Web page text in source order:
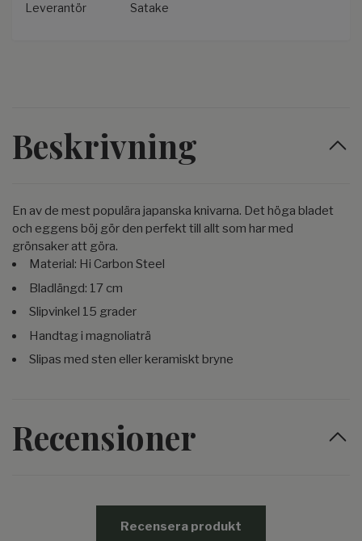
Leverantör Satake
Beskrivning
En av de mest populära japanska knivarna. Det höga bladet
och eggens böj gör den perfekt till allt som har med
grönsaker att göra.
Material: Hi Carbon Steel
Bladlängd: 17 cm
Slipvinkel 15 grader
Handtag i magnoliaträ
Slipas med sten eller keramiskt bryne
Recensioner
Recensera produkt